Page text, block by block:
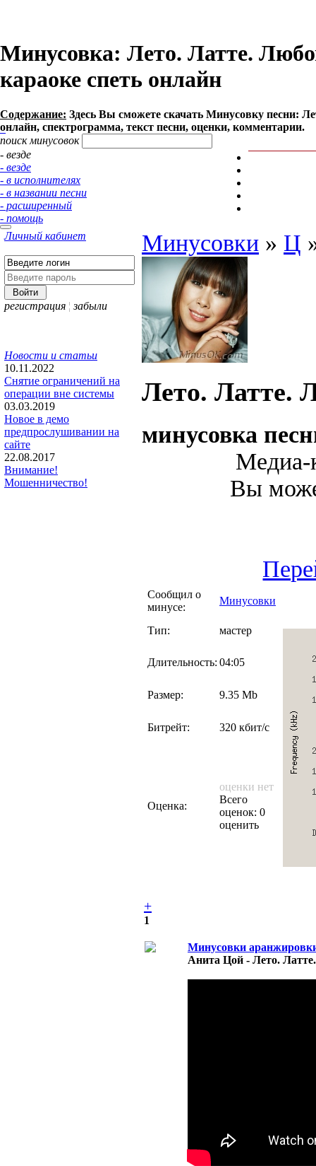
Минусовка: Лето. Латте.
караоке спеть онлайн
Содержание: Здесь Вы сможете cкачать Минусовку песни:
онлайн, спектрограмма, текст песни, оценки, комментарии.
поиск минусовок
- везде
- везде
- в исполнителях
- в названии песни
- расширенный
- помощь
Личный кабинет
регистрация ¦ забыли
Новости и статьи
10.11.2022
Снятие ограничений на
операции вне системы
03.03.2019
Новое в демо
предпрослушивании на
сайте
22.08.2017
Внимание!
Мошенничество!
Минусовки » Ц
Лето. Латте.
минусовка
Медиа-
Вы
Сообщил о
минусе:
Минусовки
Тип: мастер
Длительность: 04:05
Размер: 9.35 Mb
Битрейт: 320 кбит/с
Оценка:
оценки нет
Всего
оценок: 0
оценить
+
1
Минусовки
Анита Цой - Лето.